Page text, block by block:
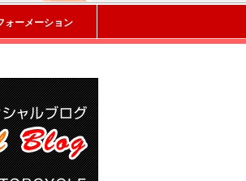
ォーメーション